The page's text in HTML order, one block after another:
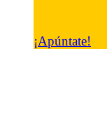
¡Apúntate!